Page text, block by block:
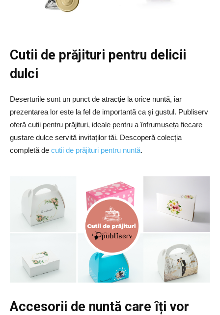
Cutii de prăjituri pentru delicii
dulci
Deserturile sunt un punct de atracție la orice nuntă, iar
prezentarea lor este la fel de importantă ca și gustul. Publiserv
oferă cutii pentru prăjituri, ideale pentru a înfrumuseța fiecare
gustare dulce servită invitaților tăi. Descoperă colecția
completă de cutii de prăjituri pentru nuntă.
Accesorii de nuntă care îți vor